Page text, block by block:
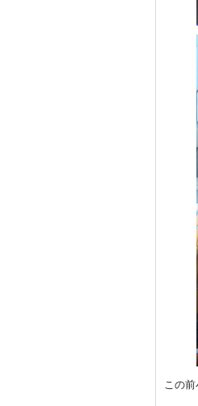
この